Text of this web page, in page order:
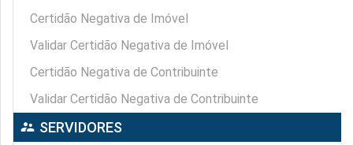
Certidão Negativa de Imóvel
Validar Certidão Negativa de Imóvel
Certidão Negativa de Contribuinte
Validar Certidão Negativa de Contribuinte
supervisor_account SERVIDORES